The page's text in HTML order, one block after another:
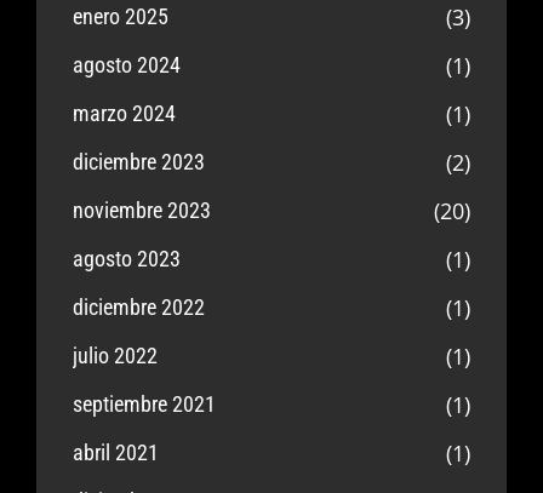
enero 2025 (3)
agosto 2024 (1)
marzo 2024 (1)
diciembre 2023 (2)
noviembre 2023 (20)
agosto 2023 (1)
diciembre 2022 (1)
julio 2022 (1)
septiembre 2021 (1)
abril 2021 (1)